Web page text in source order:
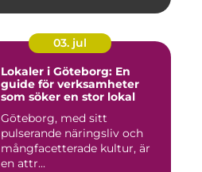
03. jul
Lokaler i Göteborg: En
guide för verksamheter
som söker en stor lokal
Göteborg, med sitt
pulserande näringsliv och
mångfacetterade kultur, är
en attr...